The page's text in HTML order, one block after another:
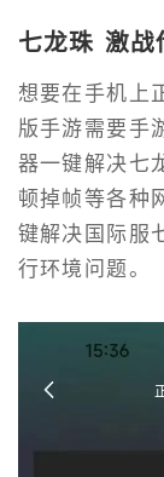
七龙珠 激战
想要在手机上
版手游需要手
器一键解决七
顿掉帧等各种
键解决国际服
行环境问题。